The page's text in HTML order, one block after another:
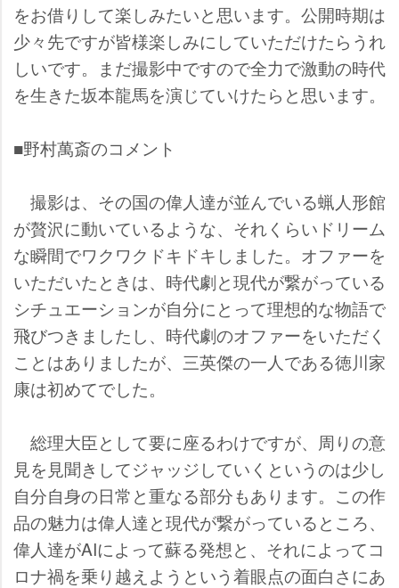
をお借りして楽しみたいと思います。公開時期は
少々先ですが皆様楽しみにしていただけたらうれ
しいです。まだ撮影中ですので全力で激動の時代
を生きた坂本龍馬を演じていけたらと思います。
■野村萬斎のコメント
撮影は、その国の偉人達が並んでいる蝋人形館
が贅沢に動いているような、それくらいドリーム
な瞬間でワクワクドキドキしました。オファーを
いただいたときは、時代劇と現代が繋がっている
シチュエーションが自分にとって理想的な物語で
飛びつきましたし、時代劇のオファーをいただく
ことはありましたが、三英傑の一人である徳川家
康は初めてでした。
総理大臣として要に座るわけですが、周りの意
見を見聞きしてジャッジしていくというのは少し
自分自身の日常と重なる部分もあります。この作
品の魅力は偉人達と現代が繋がっているところ、
偉人達がAIによって蘇る発想と、それによってコ
ロナ禍を乗り越えようという着眼点の面白さにあ